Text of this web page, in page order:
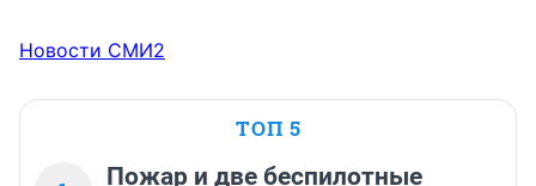
Новости СМИ2
ТОП 5
Пожар и две беспилотные